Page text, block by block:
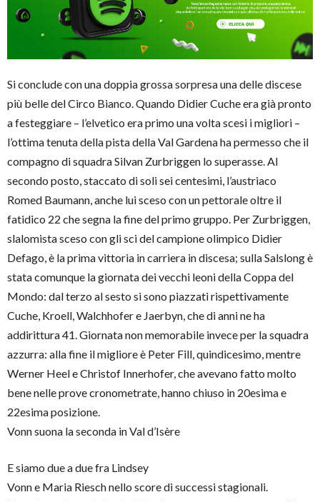
Si conclude con una doppia grossa sorpresa una delle discese
più belle del Circo Bianco. Quando Didier Cuche era già pronto
a festeggiare – l’elvetico era primo una volta scesi i migliori –
l’ottima tenuta della pista della Val Gardena ha permesso che il
compagno di squadra Silvan Zurbriggen lo superasse. Al
secondo posto, staccato di soli sei centesimi, l’austriaco
Romed Baumann, anche lui sceso con un pettorale oltre il
fatidico 22 che segna la fine del primo gruppo. Per Zurbriggen,
slalomista sceso con gli sci del campione olimpico Didier
Defago, è la prima vittoria in carriera in discesa; sulla Salslong è
stata comunque la giornata dei vecchi leoni della Coppa del
Mondo: dal terzo al sesto si sono piazzati rispettivamente
Cuche, Kroell, Walchhofer e Jaerbyn, che di anni ne ha
addirittura 41. Giornata non memorabile invece per la squadra
azzurra: alla fine il migliore è Peter Fill, quindicesimo, mentre
Werner Heel e Christof Innerhofer, che avevano fatto molto
bene nelle prove cronometrate, hanno chiuso in 20esima e
22esima posizione.
Vonn suona la seconda in Val d’Isère
E siamo due a due fra Lindsey
Vonn e Maria Riesch nello score di successi stagionali.